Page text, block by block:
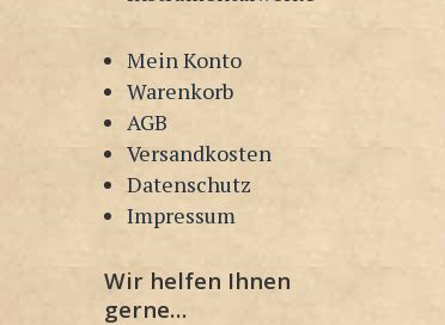
Mein Konto
Warenkorb
AGB
Versandkosten
Datenschutz
Impressum
Wir helfen Ihnen
gerne…